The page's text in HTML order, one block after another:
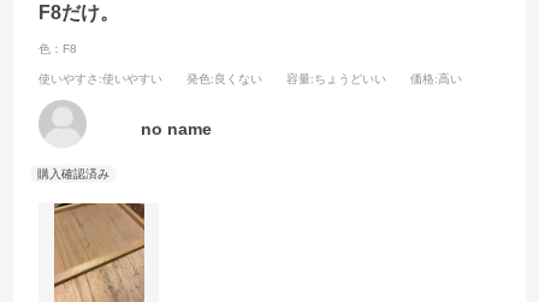
F8だけ。
色：F8
使いやすさ :使いやすい 発色:良くない 容量:ちょうどいい 価格:高い
no name